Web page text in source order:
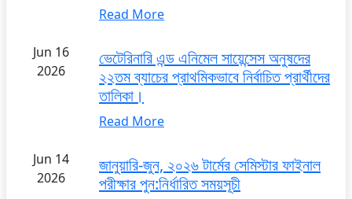
Read More
Jun 16
2026
ভেটেরিনারি এন্ড এনিমেল সায়েন্সেস অনুষদের
২২তম ব্যাচের প্রাথমিকভাবে নির্বাচিত প্রার্থীদের
তালিকা।
Read More
Jun 14
2026
জানুয়ারি-জুন, ২০২৬ টার্মের সেমিস্টার ফাইনাল
পরীক্ষার পুন:নির্ধারিত সময়সূচী